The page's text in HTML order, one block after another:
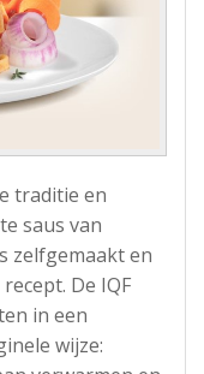
traditie en
saus van
zelfgemaakt en
De IQF
in een
wijze: